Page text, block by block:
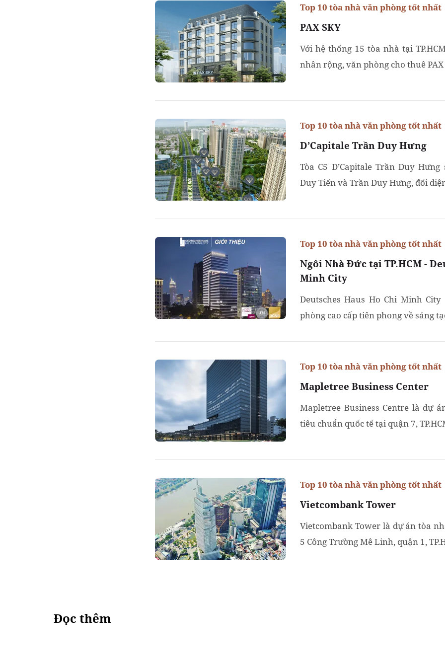
PAX SKY
Top 10 tòa nhà văn phòng tốt nhất
Với hệ thống 15 tòa nhà tại
nhân rộng, văn phòng cho thuê PAX
D’Capitale Trần Duy Hưng
Top 10 tòa nhà văn phòng tốt nhất
Tòa C5 D’Capitale Trần Duy
Duy Tiến và Trần Duy Hưng, đối
Ngôi Nhà Đức tại TP.HCM -
Minh City
Top 10 tòa nhà văn phòng tốt nhất
Deutsches Haus Ho Chi Minh
phòng cao cấp tiên phong về sáng
Mapletree Business Center
Top 10 tòa nhà văn phòng tốt nhất
Mapletree Business Centre là dự
tiêu chuẩn quốc tế tại quận 7,
Vietcombank Tower
Top 10 tòa nhà văn phòng tốt nhất
Vietcombank Tower là dự án tòa
5 Công Trường Mê Linh, quận 1,
Đọc thêm